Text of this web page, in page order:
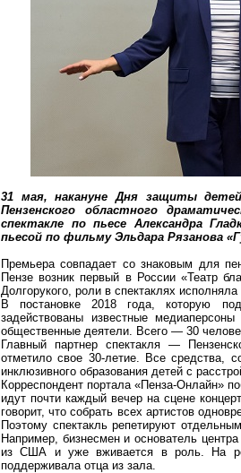
31 мая, накануне Дня защиты
Пензенского областного
спектакле по пьесе Александра
пьесой по фильму Эльдара Рязанова
Премьера совпадает со знаковым для
Пензе возник первый в России «Театр
Долгорукого, роли в спектаклях
В постановке 2018 года, которую
задействованы известныемедиаперсоны
общественные деятели. Всего — 30
Главный партнер спектакля —
отметило свое 30-летие. Все средства,
инклюзивного образования детей с
Корреспондент портала «Пенза-Онлайн»
идут почти каждый вечер на сцене
говорит, что собрать всех артистов
Поэтому спектакль репетируют
Например, бизнесмен и основатель
из США и уже вживается в роль. На
поддерживала отца из зала.